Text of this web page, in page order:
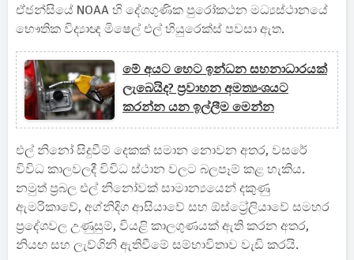
ඒජන්සියේ NOAA හි දේශගුණික පුරෝකථන මධ්‍යස්ථානයේ
භෞතික විද්‍යාඥ මිෂෙල් එල් හියුරෙක්ස් පවසා ඇත.
මේ අයට හෙට ඉන්ධන සහනාධාරයක්
ලැබෙයිද? ප්‍රවාහන අමත්‍යංශයට
කරන්න යන ඉල්ලීම මෙන්න
එල් නිනෝ සිදුවීම් දෙකක් සමාන නොවන අතර, වසරේ
විවිධ කාලවලදී විවිධ ස්ථාන වලට බලපෑම් කළ හැකිය.
නමුත් ප්‍රබල එල් නිනෝවක් සාමාන්‍යයෙන් දකුණු
ඇමරිකාවේ, අග්නිදිග ආසියාවේ සහ ඕස්ට්‍රේලියාවේ සමහර
ප්‍රදේශවල උණුසුම්, වියළි කාලගුණයක් ඇති කරන අතර,
නියඟ සහ ලැව්ගිනි ඇතිවීමේ සම්භාවිතාව වැඩි කරයි.